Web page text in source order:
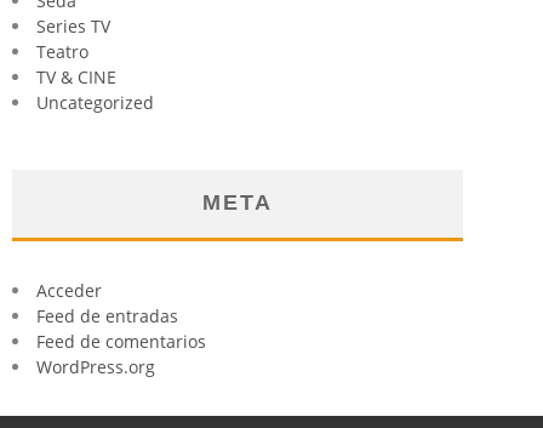
Series TV
Teatro
TV & CINE
Uncategorized
META
Acceder
Feed de entradas
Feed de comentarios
WordPress.org